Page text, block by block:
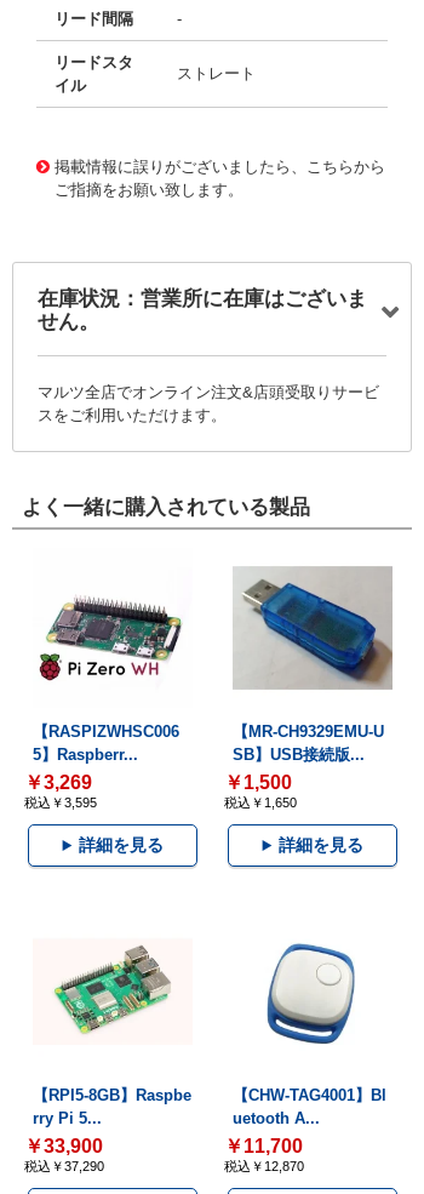
リード間隔 -
リードスタ
イル
ストレート
掲載情報に誤りがございましたら、こちらから
ご指摘をお願い致します。
在庫状況：営業所に在庫はございま
せん。
マルツ全店でオンライン注文&店頭受取りサービ
スをご利用いただけます。
よく一緒に購入されている製品
【RASPIZWHSC006
5】Raspberr...
￥3,269
税込￥3,595
詳細を見る
【MR-CH9329EMU-U
SB】USB接続版...
￥1,500
税込￥1,650
詳細を見る
【RPI5-8GB】Raspbe
rry Pi 5...
￥33,900
税込￥37,290
【CHW-TAG4001】Bl
uetooth A...
￥11,700
税込￥12,870